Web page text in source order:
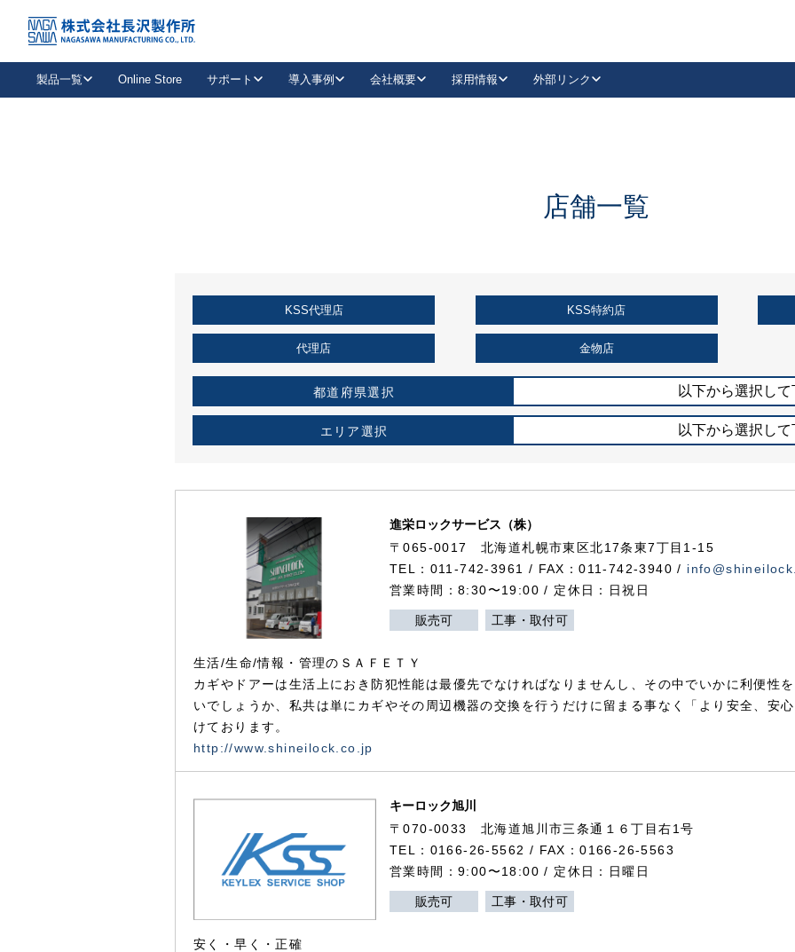
製品一覧
抗ウイルス・抗菌製品
キーレックスを品番からお探しいただけます。
Online Store サポート
取扱店情報
お役立ち情報
導入事例
企業様採用事例
会社概要 採用情報 外部リンク
LinkedIn
KSS加盟店・取扱店情報
店舗一覧
店舗一覧
KSS代理店 KSS特約店
代理店 金物店
都道府県選択 以下から選択し
エリア選択 以下から選択し
進栄ロックサービス（株）
〒065-0017 北海道札幌市東区北17条東7丁目1-15
TEL：011-742-3961 / FAX：011-742-3940 /
営業時間：8:30〜19:00 / 定休日：日祝日
販売可 工事・取付可
生活/生命/情報・管理のＳＡＦＥＴＹ
カギやドアーは生活上におき防犯性能は最優先でなければなりませんし、その中でいかに利便性
いでしょうか、私共は単にカギやその周辺機器の交換を行うだけに留まる事なく「より安全、安
けております。
http://www.shineilock.co.jp
キーロック旭川
〒070-0033 北海道旭川市三条通１６丁目右1号
TEL：0166-26-5562 / FAX：0166-26-5563
営業時間：9:00〜18:00 / 定休日：日曜日
販売可 工事・取付可
安く・早く・正確